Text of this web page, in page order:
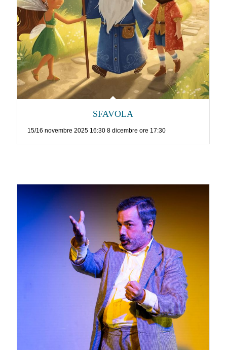
SFAVOLA
15/16 novembre 2025 16:30 8 dicembre ore 17:30